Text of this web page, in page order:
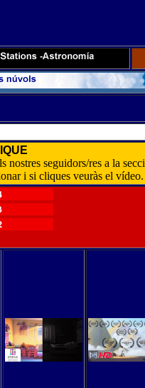
seguidors/res a la
i si cliques veuràs el vídeo.